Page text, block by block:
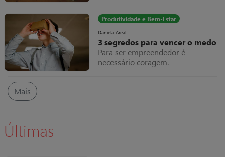
nos mais variados aspetos da
nossa vida, quer pessoal quer
profissional e essa mudança,
mesmo que imposta, é mais
necessária hoje que nunca.
Produtividade e Bem-Estar
Daniela Areal
3 segredos para vencer o medo
Para ser empreendedor é
necessário coragem.
Mais
Últimas